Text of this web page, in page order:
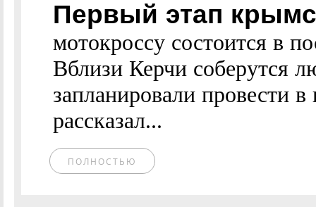
Первый этап
мотокроссу состоится в
Вблизи Керчи соберутся
запланировали провести
рассказал...
ПОЛНОСТЬЮ